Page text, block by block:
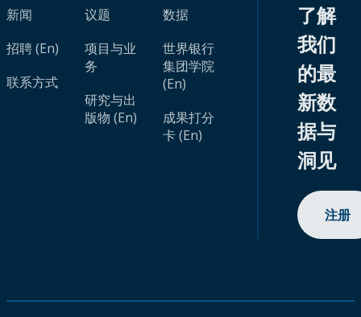
新闻
招聘 (En)
联系方式
议题
项目与业
务
研究与出
版物 (En)
数据
世界银行
集团学院
(En)
成果打分
卡 (En)
了解
我们
的最
新数
据与
洞见
注册